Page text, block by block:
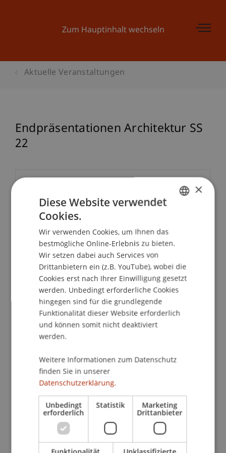
Zum Hauptinhalt wechseln
Aktuelle Veranstaltungen
Endpräsentationen Architektur SS
22
School/Professur:
Studienverwaltung Bachelorstudiengang
Architektur
Endpräsentationen der Architektur Bachelor- und
Masterstudios sowie der Bachelor- und
Raumentwicklung der Universität Liechtenstein.
Die Präsentationen finden abhängig vom Studio
in Deutsch und/oder Englisch statt.
Das Institut für Architektur und Raumentwicklung
freut sich über einen Besuch der Präsentationen.
Kontakt
×
Diese Website verwendet
Cookies.
Wir verwenden Cookies, um Ihnen das
bestmögliche Online-Erlebnis zu bieten.
Wir setzen dabei auch Services von
Drittanbietern ein (z.B. YouTube), wobei die
Cookies erst nach Ihrer Einwilligung gesetzt
werden. Unbedingt erforderliche Cookies
hingegen sind für die grundlegende
Funktionalität dieser Website erforderlich
und können somit nicht deaktiviert
werden.
Weitere Informationen zum Datenschutz
finden Sie in unserer
Datenschutzerklärung.
Unbedingt
erforderlich
Statistik Marketing
Drittanbieter